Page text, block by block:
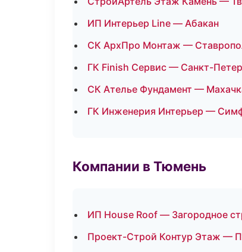
ИП Интерьер Line — Абакан
СК АрхПро Монтаж —
ГК Finish Сервис — Санкт-
СК Ателье Фундамент —
ГК Инженерия Интерьер —
Компании в Тюмень
ИП House Roof — Загородное
Проект-Строй Контур Этаж —